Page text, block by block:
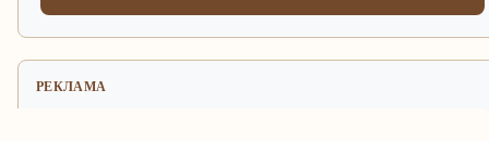
РЕКЛАМА